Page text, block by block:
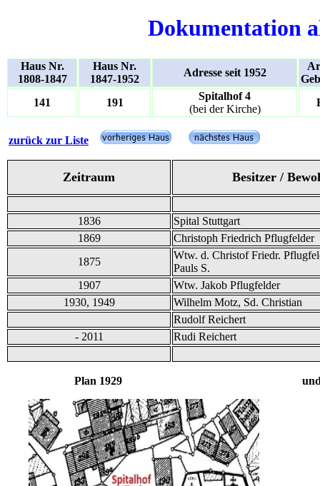
Dokumentation
Haus Nr.
1808-1847
Haus Nr.
1847-1952
Adresse seit 1952
141
191
Spitalhof 4
(bei der Kirche)
zurück zur Liste
Zeitraum Besitzer /
1836
Spital Stuttgart
1869
Christoph Friedrich Pflugfelder
1875
Wtw. d. Christof Friedr.
Pauls S.
1907
Wtw. Jakob Pflugfelder
1930, 1949
Wilhelm Motz, Sd. Christian
Rudolf Reichert
- 2011
Rudi Reichert
Plan 1929 und